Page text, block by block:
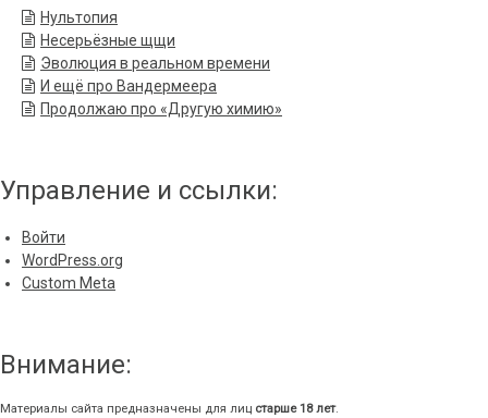
Нультопия
Несерьёзные щщи
Эволюция в реальном времени
И ещё про Вандермеера
Продолжаю про «Другую химию»
Управление и ссылки:
Войти
WordPress.org
Custom Meta
Внимание:
Материалы сайта предназначены для лиц старше 18 лет.